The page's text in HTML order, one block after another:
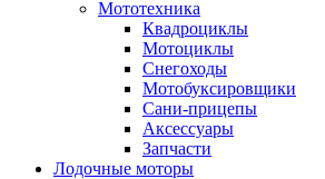
Мототехника
Квадроциклы
Мотоциклы
Снегоходы
Мотобуксировщики
Сани-прицепы
Аксессуары
Запчасти
Лодочные моторы